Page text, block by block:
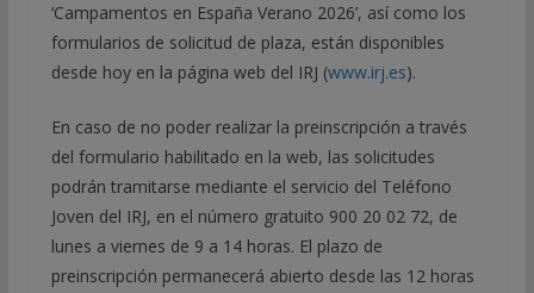
‘Campamentos en España Verano 2026’, así como los
formularios de solicitud de plaza, están disponibles
desde hoy en la página web del IRJ (www.irj.es).
En caso de no poder realizar la preinscripción a través
del formulario habilitado en la web, las solicitudes
podrán tramitarse mediante el servicio del Teléfono
Joven del IRJ, en el número gratuito 900 20 02 72, de
lunes a viernes de 9 a 14 horas. El plazo de
preinscripción permanecerá abierto desde las 12 horas